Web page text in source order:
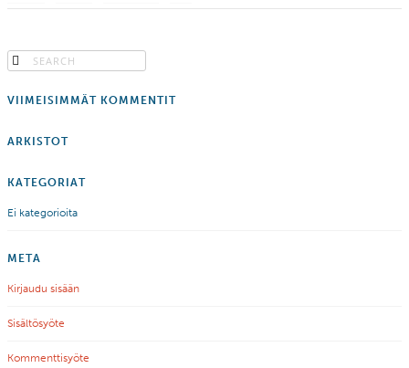
VIIMEISIMMÄT KOMMENTIT
ARKISTOT
KATEGORIAT
Ei kategorioita
META
Kirjaudu sisään
Sisältösyöte
Kommenttisyöte